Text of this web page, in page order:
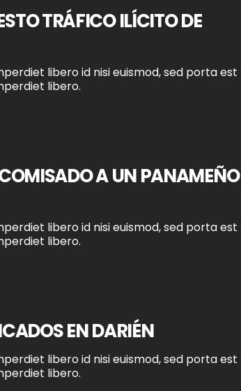
TRÁFICO ILÍCITO DE
libero id nisi euismod, sed porta est
libero.
A UN
libero id nisi euismod, sed porta est
libero.
EN DARIÉN
libero id nisi euismod, sed porta est
libero.